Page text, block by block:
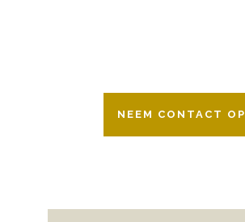
NEEM CONTACT OP